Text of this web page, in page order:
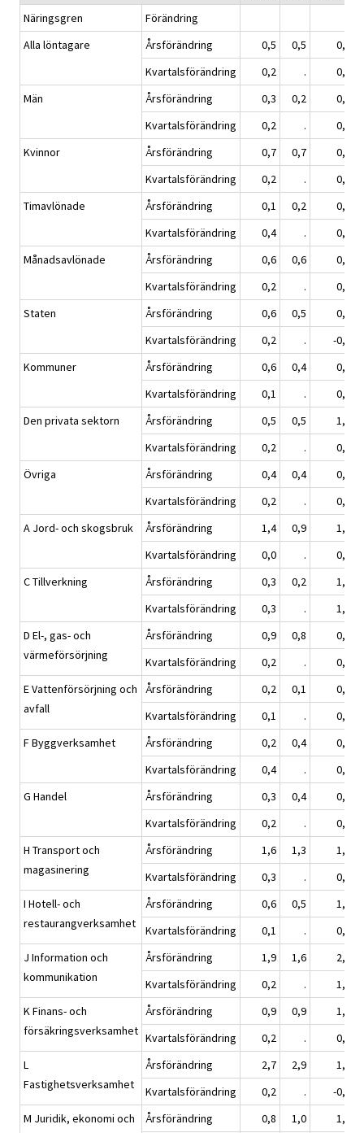
Näringsgren
Förändring
Alla löntagare
Årsförändring 0,5 0,5
0,9
Kvartalsförändring
0,2 .
0,4
Män
Årsförändring 0,3 0,2
0,8
Kvartalsförändring
0,2 .
0,5
Kvinnor
Årsförändring 0,7 0,7
0,9
Kvartalsförändring
0,2 .
0,3
Timavlönade
Årsförändring 0,1 0,2
0,9
Kvartalsförändring
0,4 .
0,6
Månadsavlönade
Årsförändring 0,6 0,6
0,9
Kvartalsförändring
0,2 .
0,4
Staten
Årsförändring 0,6 0,5
0,5
Kvartalsförändring
0,2 .
-0,1
Kommuner
Årsförändring 0,6 0,4
0,5
Kvartalsförändring
0,1 .
0,1
Den privata sektorn
Årsförändring 0,5 0,5
1,1
Kvartalsförändring
0,2 .
0,6
Övriga
Årsförändring 0,4 0,4
0,7
Kvartalsförändring
0,2 .
0,3
A Jord- och skogsbruk
Årsförändring 1,4 0,9
1,3
Kvartalsförändring
0,0 .
0,7
C Tillverkning
Årsförändring 0,3 0,2
1,5
Kvartalsförändring
0,3 .
1,0
D El-, gas- och
värmeförsörjning
Årsförändring 0,9 0,8
0,9
Kvartalsförändring
0,2 .
0,2
E Vattenförsörjning och
avfall
Årsförändring 0,2 0,1
0,7
Kvartalsförändring
0,1 .
0,4
F Byggverksamhet
Årsförändring 0,2 0,4
0,3
Kvartalsförändring
0,4 .
0,1
G Handel
Årsförändring 0,3 0,4
0,7
Kvartalsförändring
0,2 .
0,4
H Transport och
magasinering
Årsförändring 1,6 1,3
1,3
Kvartalsförändring
0,3 .
0,3
I Hotell- och
restaurangverksamhet
Årsförändring 0,6 0,5
1,1
Kvartalsförändring
0,1 .
0,7
J Information och
kommunikation
Årsförändring 1,9 1,6
2,5
Kvartalsförändring
0,2 .
1,4
K Finans- och
försäkringsverksamhet
Årsförändring 0,9 0,9
1,2
Kvartalsförändring
0,2 .
0,5
L
Fastighetsverksamhet
Årsförändring 2,7 2,9
1,2
Kvartalsförändring
0,2 .
-0,4
M Juridik, ekonomi och
Årsförändring 0,8 1,0 1,4